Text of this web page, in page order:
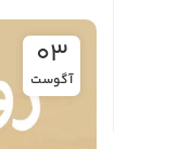
03
آگوست